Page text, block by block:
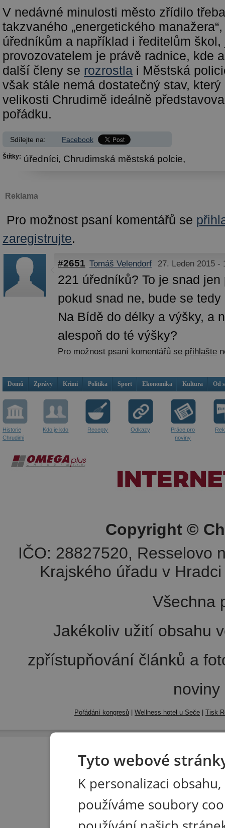
V nedávné minulosti město zřídilo
takzvaného „energetického
úředníkům a například i ředitelům škol,
provozovatelem je právě radnice, kde
další členy se rozrostla i Městská
však stále nemá dostatečný stav,
velikosti Chrudimě ideálně
pořádku.
Sdílejte na: Facebook
Štítky: úředníci, Chrudimská městská polcie,
Reklama
Pro možnost psaní komentářů se
zaregistrujte.
#2651 Tomáš Velendorf 27. Leden 2015 -
221 úředníků? To je snad jen
pokud snad ne, bude se
Na Bídě do délky a výšky, a
alespoň do té výšky?
Pro možnost psaní komentářů se přihlašte
Domů Zprávy Krimi Politika Sport Ekonomika Kultura Od
Historie
Chrudimi
Kdo je kdo Recepty Odkazy
Práce pro
noviny
Copyright ©
IČO: 28827520, Resselovo
Krajského úřadu v
Všechna
Jakékoliv užití obsahu
zpřístupňování článků a
Pořádání kongresů Wellness hotel u Seče Tisk
Tyto webové
K personalizaci
používáme soubory